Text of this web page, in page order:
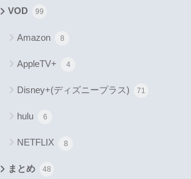
VOD 99
Amazon 8
AppleTV+ 4
Disney+(ディズニープラス) 71
hulu 6
NETFLIX 8
まとめ 48